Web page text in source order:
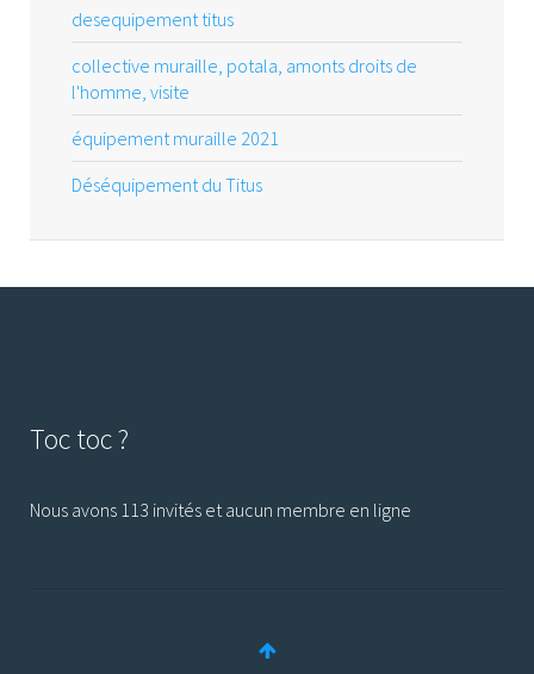
desequipement titus
collective muraille, potala, amonts droits de
l'homme, visite
équipement muraille 2021
Déséquipement du Titus
Toc toc ?
Nous avons 113 invités et aucun membre en ligne